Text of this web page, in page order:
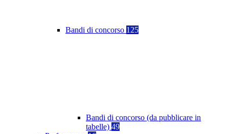
Bandi di concorso 125
Bandi di concorso (da pubblicare in
tabelle) 49